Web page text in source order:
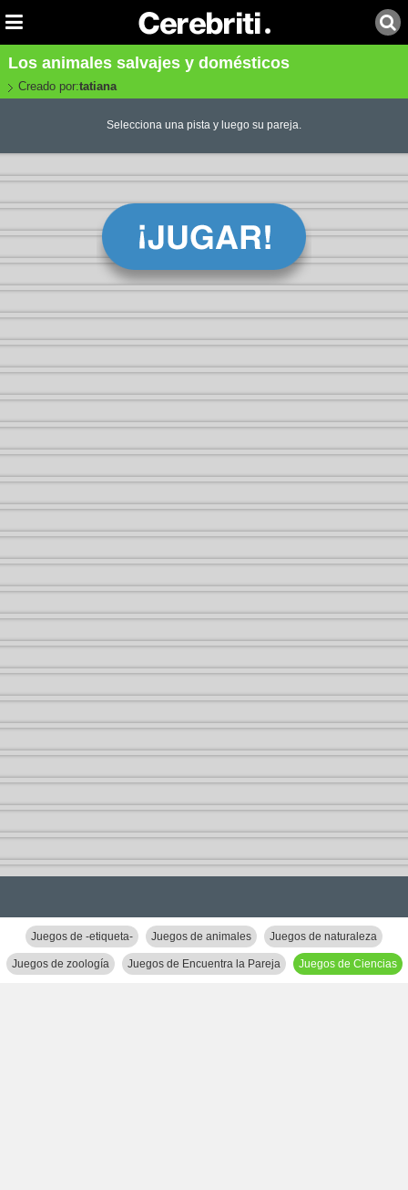
Los animales salvajes y domésticos
Creado por:tatiana
Selecciona una pista y luego su pareja.
Juegos de -etiqueta- Juegos de animales Juegos de naturaleza
Juegos de zoología Juegos de Encuentra la Pareja Juegos de Ciencias